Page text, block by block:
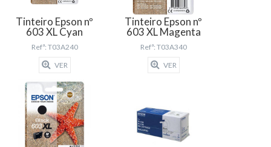
Tinteiro Epson nº
603 XL Cyan
Refª: T03A240
VER
Tinteiro Epson nº
603 XL Magenta
Refª: T03A340
VER